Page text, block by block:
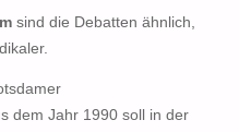
sind die Debatten ähnlich,
dem Jahr 1990 soll in der